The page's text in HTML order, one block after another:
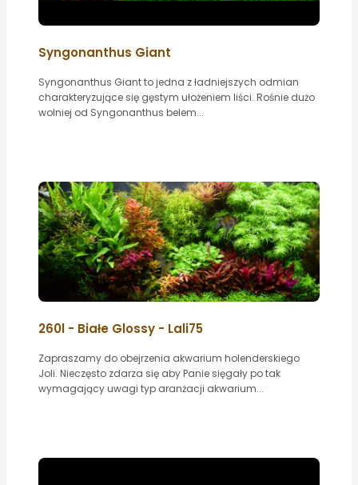
Syngonanthus Giant
Syngonanthus Giant to jedna z ładniejszych odmian
charakteryzujące się gęstym ułożeniem liści. Rośnie dużo
wolniej od Syngonanthus belem...
260l - Białe Glossy - Lali75
Zapraszamy do obejrzenia akwarium holenderskiego
Joli. Nieczęsto zdarza się aby Panie sięgały po tak
wymagający uwagi typ aranżacji akwarium...